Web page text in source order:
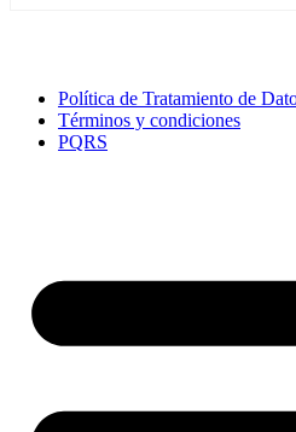
Política de Tratamiento de
Términos y condiciones
PQRS